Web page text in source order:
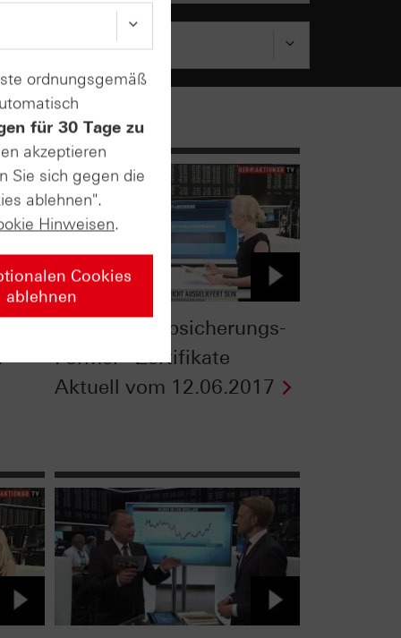
Die Depot-Absicherungs-
Formel - Zertifikate
Aktuell vom 12.06.2017
ordnungsgemäß
für 30 Tage zu
akzeptieren
Sie sich gegen die
ablehnen".
Hinweisen.
Cookies
ablehnen